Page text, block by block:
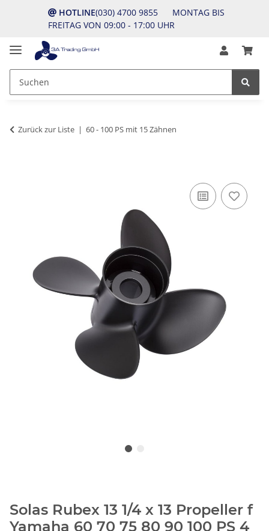
HOTLINE(030) 4700 9855 MONTAG BIS
FREITAG VON 09:00 - 17:00 UHR
Zurück zur Liste 60 - 100 PS mit 15 Zähnen
Solas Rubex 13 1/4 x 13 Propeller f
Yamaha 60 70 75 80 90 100 PS 4